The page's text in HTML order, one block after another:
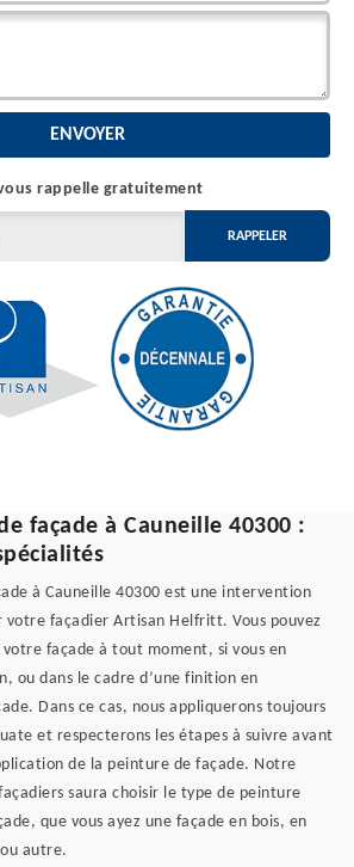
rappelle gratuitement
façade à Cauneille 40300 :
à Cauneille 40300 est une intervention
votre façadier Artisan Helfritt. Vous pouvez
façade à tout moment, si vous en
ou dans le cadre d’une finition en
Dans ce cas, nous appliquerons toujours
et respecterons les étapes à suivre avant
de la peinture de façade. Notre
saura choisir le type de peinture
que vous ayez une façade en bois, en
autre.